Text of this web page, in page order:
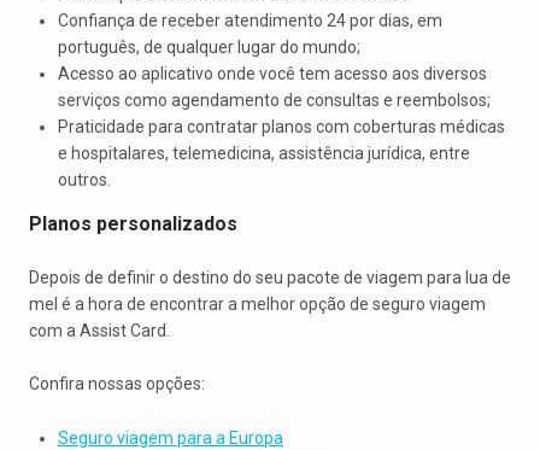
Confiança de receber atendimento 24 por dias, em
português, de qualquer lugar do mundo;
Acesso ao aplicativo onde você tem acesso aos diversos
serviços como agendamento de consultas e reembolsos;
Praticidade para contratar planos com coberturas médicas
e hospitalares, telemedicina, assistência jurídica, entre
outros.
Planos personalizados
Depois de definir o destino do seu pacote de viagem para lua de
mel é a hora de encontrar a melhor opção de seguro viagem
com a Assist Card.
Confira nossas opções:
Seguro viagem para a Europa